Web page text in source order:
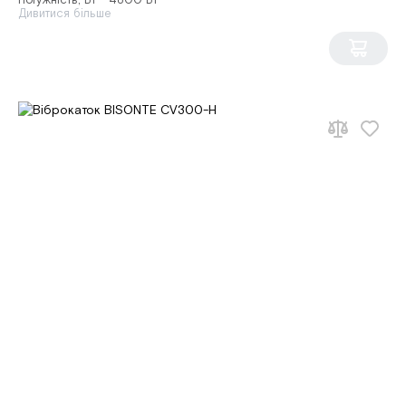
Дивитися більше